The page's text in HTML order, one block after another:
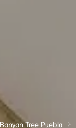
Banyan Tree Puebla